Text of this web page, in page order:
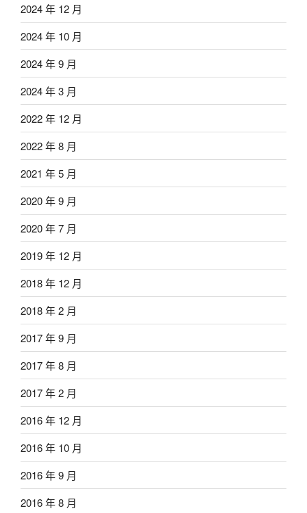
2024 年 12 月
2024 年 10 月
2024 年 9 月
2024 年 3 月
2022 年 12 月
2022 年 8 月
2021 年 5 月
2020 年 9 月
2020 年 7 月
2019 年 12 月
2018 年 12 月
2018 年 2 月
2017 年 9 月
2017 年 8 月
2017 年 2 月
2016 年 12 月
2016 年 10 月
2016 年 9 月
2016 年 8 月